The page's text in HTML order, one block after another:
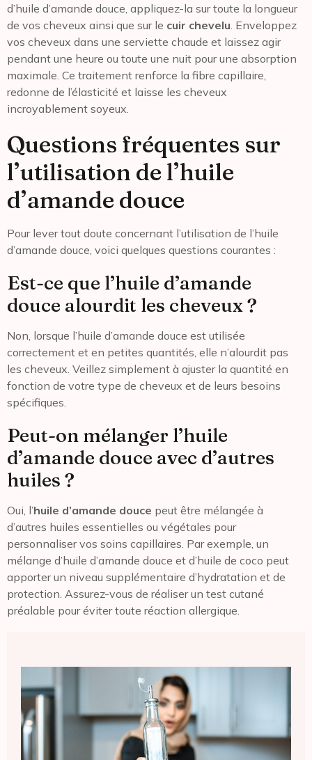
d’huile d’amande douce, appliquez-la sur toute la longueur
de vos cheveux ainsi que sur le cuir chevelu . Enveloppez
vos cheveux dans une serviette chaude et laissez agir
pendant une heure ou toute une nuit pour une absorption
maximale. Ce traitement renforce la fibre capillaire,
redonne de l’élasticité et laisse les cheveux
incroyablement soyeux.
Questions fréquentes sur
l’utilisation de l’huile
d’amande douce
Pour lever tout doute concernant l’utilisation de l’huile
d’amande douce, voici quelques questions courantes :
Est-ce que l’huile d’amande
douce alourdit les cheveux ?
Non, lorsque l’huile d’amande douce est utilisée
correctement et en petites quantités, elle n’alourdit pas
les cheveux. Veillez simplement à ajuster la quantité en
fonction de votre type de cheveux et de leurs besoins
spécifiques.
Peut-on mélanger l’huile
d’amande douce avec d’autres
huiles ?
Oui, l’huile d’amande douce peut être mélangée à
d’autres huiles essentielles ou végétales pour
personnaliser vos soins capillaires. Par exemple, un
mélange d’huile d’amande douce et d’huile de coco peut
apporter un niveau supplémentaire d’hydratation et de
protection. Assurez-vous de réaliser un test cutané
préalable pour éviter toute réaction allergique.